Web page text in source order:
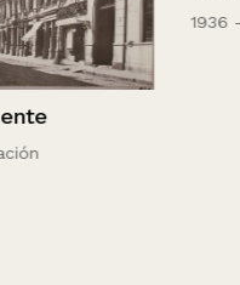
1936 - 1952